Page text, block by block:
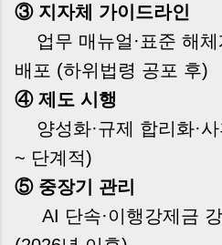
③ 지자체 가이드라인
업무 매뉴얼·표준 해체
배포 (하위법령 공포 후)
④ 제도 시행
양성화·규제 합리화·
~ 단계적)
⑤ 중장기 관리
AI 단속·이행강제금 강